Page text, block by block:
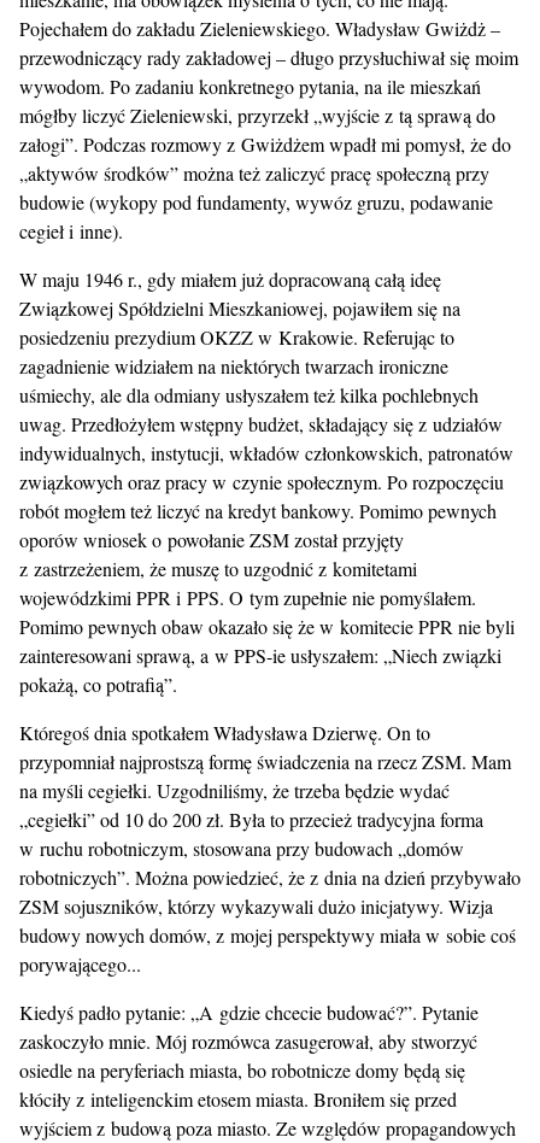
Pojechałem do zakładu Zieleniewskiego. Władysław Gwiżdż –
przewodniczący rady zakładowej – długo przysłuchiwał się moim
wywodom. Po zadaniu konkretnego pytania, na ile mieszkań
mógłby liczyć Zieleniewski, przyrzekł „wyjście z tą sprawą do
załogi”. Podczas rozmowy z Gwiżdżem wpadł mi pomysł, że do
„aktywów środków” można też zaliczyć pracę społeczną przy
budowie (wykopy pod fundamenty, wywóz gruzu, podawanie
cegieł i inne).
W maju 1946 r., gdy miałem już dopracowaną całą ideę
Związkowej Spółdzielni Mieszkaniowej, pojawiłem się na
posiedzeniu prezydium OKZZ w Krakowie. Referując to
zagadnienie widziałem na niektórych twarzach ironiczne
uśmiechy, ale dla odmiany usłyszałem też kilka pochlebnych
uwag. Przedłożyłem wstępny budżet, składający się z udziałów
indywidualnych, instytucji, wkładów członkowskich, patronatów
związkowych oraz pracy w czynie społecznym. Po rozpoczęciu
robót mogłem też liczyć na kredyt bankowy. Pomimo pewnych
oporów wniosek o powołanie ZSM został przyjęty
z zastrzeżeniem, że muszę to uzgodnić z komitetami
wojewódzkimi PPR i PPS. O tym zupełnie nie pomyślałem.
Pomimo pewnych obaw okazało się że w komitecie PPR nie byli
zainteresowani sprawą, a w PPS-ie usłyszałem: „Niech związki
pokażą, co potrafią”.
Któregoś dnia spotkałem Władysława Dzierwę. On to
przypomniał najprostszą formę świadczenia na rzecz ZSM. Mam
na myśli cegiełki. Uzgodniliśmy, że trzeba będzie wydać
„cegiełki” od 10 do 200 zł. Była to przecież tradycyjna forma
w ruchu robotniczym, stosowana przy budowach „domów
robotniczych”. Można powiedzieć, że z dnia na dzień przybywało
ZSM sojuszników, którzy wykazywali dużo inicjatywy. Wizja
budowy nowych domów, z mojej perspektywy miała w sobie coś
porywającego...
Kiedyś padło pytanie: „A gdzie chcecie budować?”. Pytanie
zaskoczyło mnie. Mój rozmówca zasugerował, aby stworzyć
osiedle na peryferiach miasta, bo robotnicze domy będą się
kłóciły z inteligenckim etosem miasta. Broniłem się przed
wyjściem z budową poza miasto. Ze względów propagandowych